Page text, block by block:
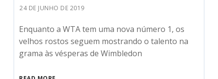
24 DE JUNHO DE 2019
Enquanto a WTA tem uma nova número 1, os
velhos rostos seguem mostrando o talento na
grama às vésperas de Wimbledon